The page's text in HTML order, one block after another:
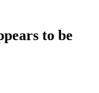
to be